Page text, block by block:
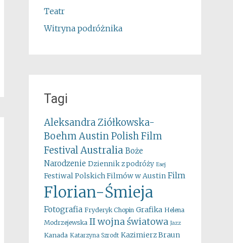
Teatr
Witryna podróżnika
Tagi
Aleksandra Ziółkowska-
Boehm Austin Polish Film
FestivalAustralia Boże
Narodzenie Dziennik z podróży Esej
Festiwal Polskich Filmów w Austin Film
Florian-Śmieja
Fotografia Fryderyk Chopin Grafika Helena
Modrzejewska II wojna światowa Jazz
Kanada Katarzyna Szrodt Kazimierz Braun